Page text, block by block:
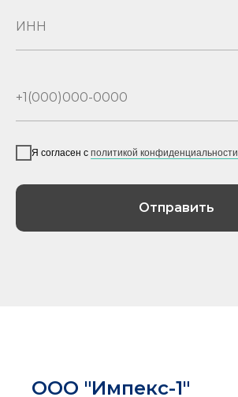
Я согласен с политикой конфиденциальности
Отправить
ООО "Импекс-1"